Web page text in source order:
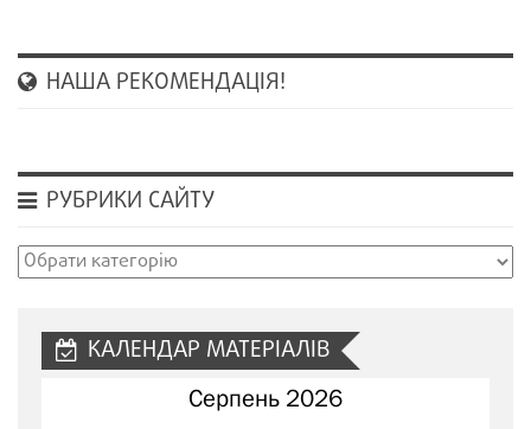
НАША РЕКОМЕНДАЦІЯ!
РУБРИКИ САЙТУ
Рубрики
КАЛЕНДАР МАТЕРІАЛІВ
Серпень 2026